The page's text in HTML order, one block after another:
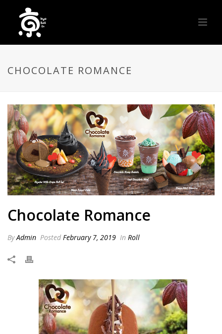
CHOCOLATE ROMANCE
Chocolate Romance
ByAdmin Posted February 7, 2019 In Roll